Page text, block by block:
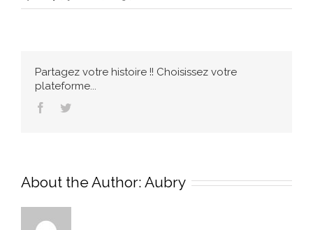
lago-
Partagez votre histoire !! Choisissez votre
plateforme...
Facebook
About the Author: Aubry